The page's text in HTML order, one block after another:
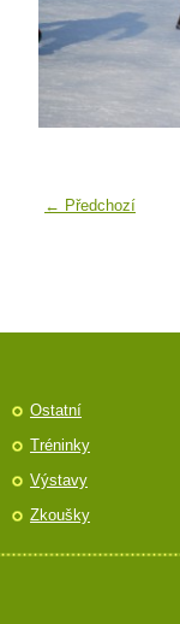
← Předchozí
Ostatní
Tréninky
Výstavy
Zkoušky